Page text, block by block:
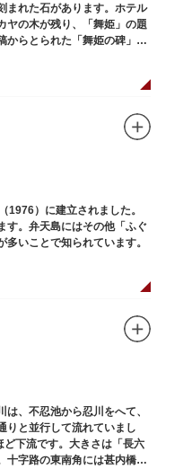
まれた石があります。ホテル
ヤの木が残り、「舞姫」の題
からとられた「舞姫の碑」の
1976）に建立されました。
す。弁天島にはその他「ふぐ
いことで知られています。
、不忍池から忍川をへて、
りと並行して流れていまし
下流です。大きさは「長六
十字路の東南角には甚内橋跡